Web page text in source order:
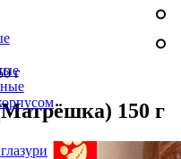
г
150 г